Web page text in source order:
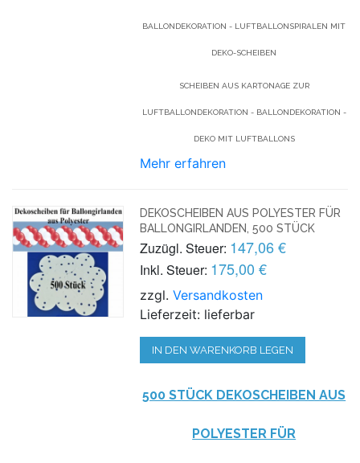
BALLONDEKORATION - LUFTBALLONSPIRALEN MIT
DEKO-SCHEIBEN
SCHEIBEN AUS KARTONAGE ZUR
LUFTBALLONDEKORATION - BALLONDEKORATION -
DEKO MIT LUFTBALLONS
Mehr erfahren
DEKOSCHEIBEN AUS POLYESTER FÜR
BALLONGIRLANDEN, 500 STÜCK
Zuzügl. Steuer: 147,06 €
Inkl. Steuer: 175,00 €
zzgl.Versandkosten
Lieferzeit: lieferbar
IN DEN WARENKORB LEGEN
500 STÜCK DEKOSCHEIBEN AUS
POLYESTER FÜR